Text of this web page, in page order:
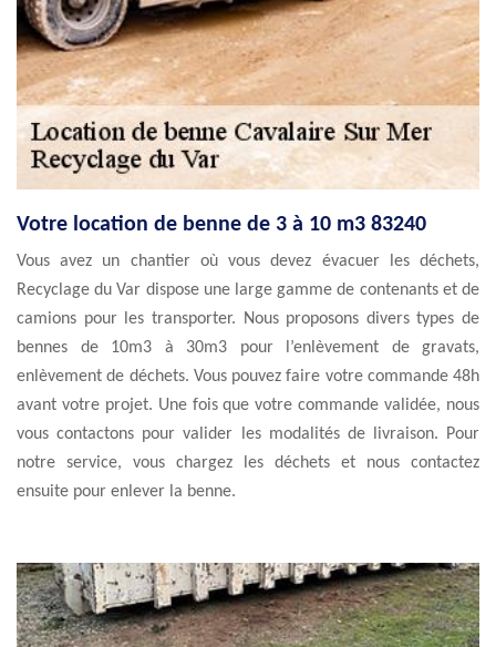
Votre location de benne de 3 à 10 m3 83240
Vous avez un chantier où vous devez évacuer les déchets,
Recyclage du Var dispose une large gamme de contenants et de
camions pour les transporter. Nous proposons divers types de
bennes de 10m3 à 30m3 pour l’enlèvement de gravats,
enlèvement de déchets. Vous pouvez faire votre commande 48h
avant votre projet. Une fois que votre commande validée, nous
vous contactons pour valider les modalités de livraison. Pour
notre service, vous chargez les déchets et nous contactez
ensuite pour enlever la benne.